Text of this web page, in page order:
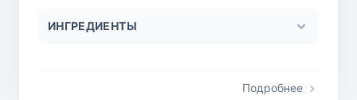
ИНГРЕДИЕНТЫ
Подробнее